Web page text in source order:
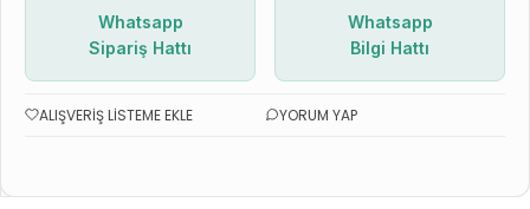
Whatsapp
Sipariş Hattı
Whatsapp
Bilgi Hattı
ALIŞVERIŞ LISTEME EKLE YORUM YAP